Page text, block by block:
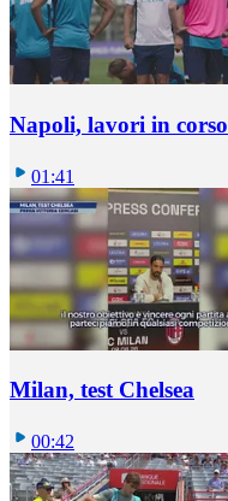
Napoli, lavori in corso
01:41
Milan, test Chelsea
00:42